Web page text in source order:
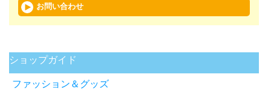
お問い合わせ
ショップガイド
ファッション＆グッズ